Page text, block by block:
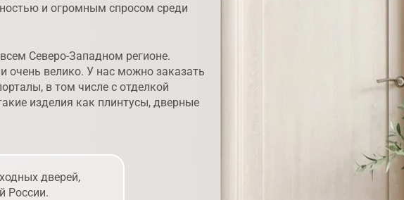
и огромным спросом среди
Северо-Западном регионе.
очень велико. У нас можно заказать
в том числе с отделкой
изделия как плинтусы, дверные
дверей,
России.